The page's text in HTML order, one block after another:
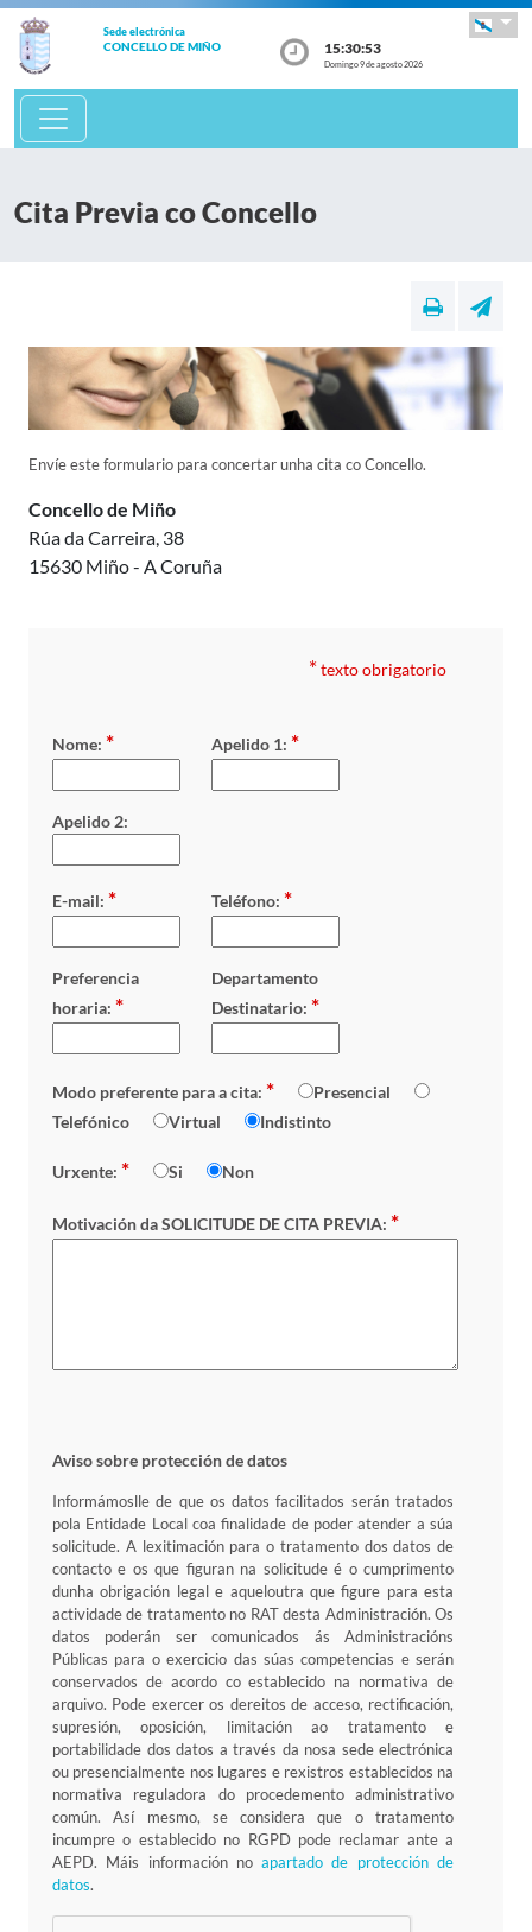
Sede electrónica
CONCELLO DE MIÑO 15:30:53
Domingo 9 de agosto 2026
Cita Previa co Concello
Envíe este formulario para concertar unha cita co Concello.
Concello de Miño
Rúa da Carreira, 38
15630 Miño - A Coruña
*texto obrigatorio
Nome: * Apelido 1: *
Apelido 2:
E-mail: * Teléfono: *
Preferencia
horaria: *
Departamento
Destinatario: *
Modo preferente para a cita: *
Presencial
Telefónico
Virtual Indistinto
Urxente: * Si Non
Motivación da SOLICITUDE DE CITA PREVIA: *
Aviso sobre protección de datos
Informámoslle de que os datos facilitados serán tratados
pola Entidade Local coa finalidade de poder atender a súa
solicitude. A lexitimación para o tratamento dos datos de
contacto e os que figuran na solicitude é o cumprimento
dunha obrigación legal e aqueloutra que figure para esta
actividade de tratamento no RAT desta Administración. Os
datos poderán ser comunicados ás Administracións
Públicas para o exercicio das súas competencias e serán
conservados de acordo co establecido na normativa de
arquivo. Pode exercer os dereitos de acceso, rectificación,
supresión, oposición, limitación ao tratamento e
portabilidade dos datos a través da nosa sede electrónica
ou presencialmente nos lugares e rexistros establecidos na
normativa reguladora do procedemento administrativo
común. Así mesmo, se considera que o tratamento
incumpre o establecido no RGPD pode reclamar ante a
AEPD. Máis información no apartado de protección de
datos.